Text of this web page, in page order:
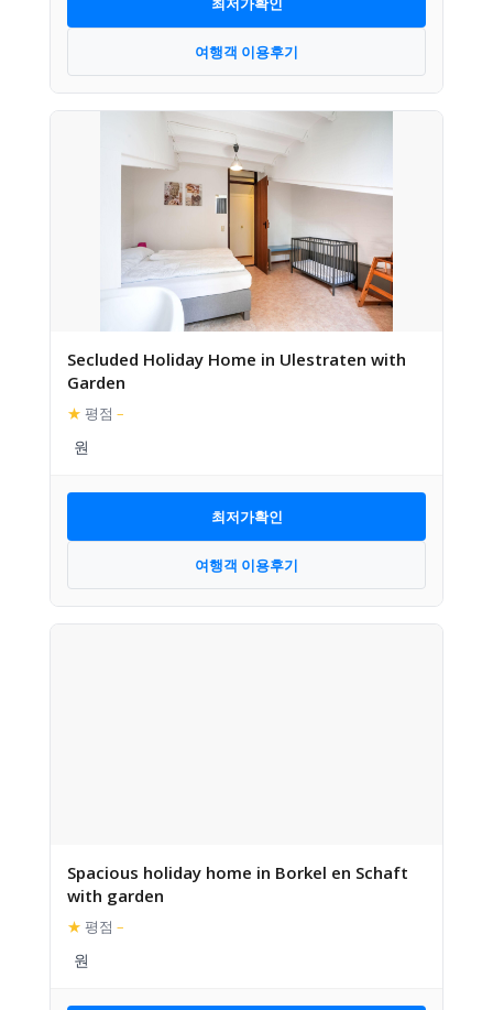
여행객 이용후기
Secluded Holiday Home in Ulestraten with
Garden
★ 평점 –
최저가확인
여행객 이용후기
Spacious holiday home in Borkel en Schaft
with garden
★ 평점 –